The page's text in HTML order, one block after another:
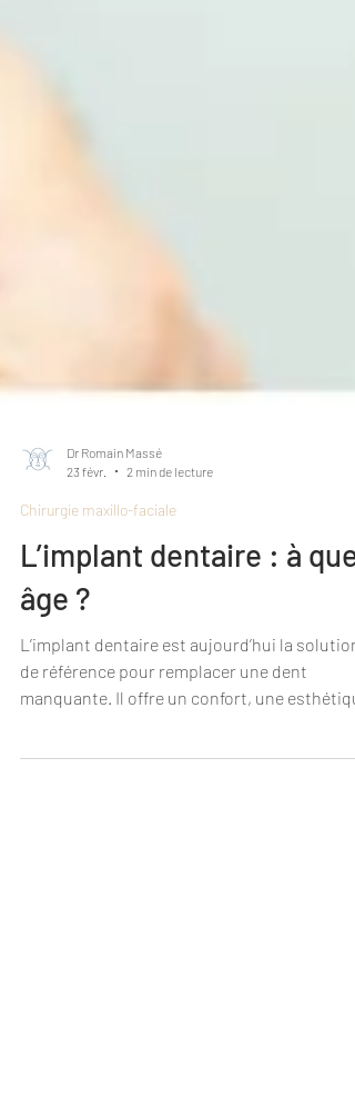
23 févr.
2 min de lecture
Chirurgie maxillo-faciale
L’implant dentaire : à quel
âge ?
L’implant dentaire est aujourd’hui la solution
de référence pour remplacer une dent
et une durabilité incomparables. Mais une